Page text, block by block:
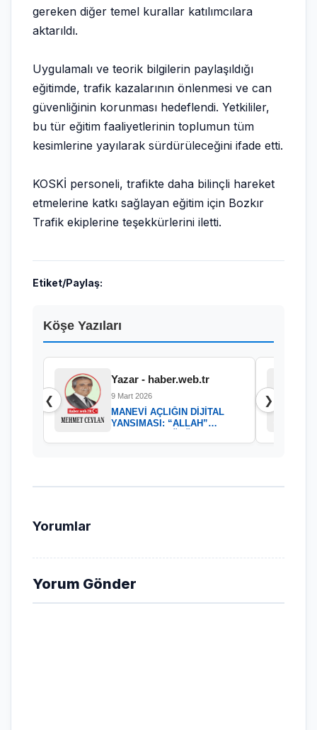
gereken diğer temel kurallar katılımcılara
aktarıldı.
Uygulamalı ve teorik bilgilerin paylaşıldığı
eğitimde, trafik kazalarının önlenmesi ve can
güvenliğinin korunması hedeflendi. Yetkililer,
bu tür eğitim faaliyetlerinin toplumun tüm
kesimlerine yayılarak sürdürüleceğini ifade etti.
KOSKİ personeli, trafikte daha bilinçli hareket
etmelerine katkı sağlayan eğitim için Bozkır
Trafik ekiplerine teşekkürlerini iletti.
Etiket/Paylaş:
Köşe Yazıları
❮
Yazar - haber.web.tr
9 Mart 2026
MANEVİ AÇLIĞIN DİJİTAL
YANSIMASI: “ALLAH”
❯
Yorumlar
Yorum Gönder